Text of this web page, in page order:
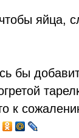
яйца,
бы
к